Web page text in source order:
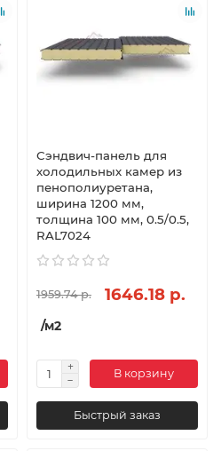
Сэндвич-панель для
холодильных камер из
пенополиуретана,
ширина 1200 мм,
толщина 100 мм, 0.5/0.5,
RAL7024
1959.74 р. 1646.18 р.
/м2
В корзину
Быстрый заказ